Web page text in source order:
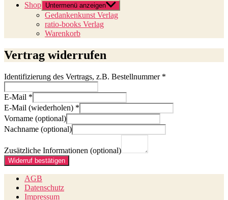
Shop Untermenü anzeigen
Gedankenkunst Verlag
ratio-books Verlag
Warenkorb
Vertrag widerrufen
Identifizierung des Vertrags, z.B. Bestellnummer *
E-Mail *
E-Mail (wiederholen) *
Vorname (optional)
Nachname (optional)
Zusätzliche Informationen (optional)
Widerruf bestätigen
AGB
Datenschutz
Impressum